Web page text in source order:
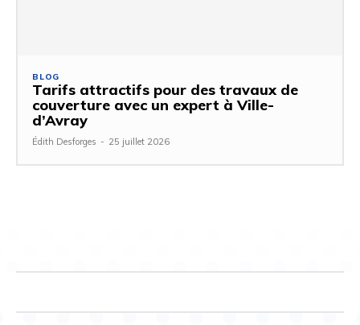
BLOG
Tarifs attractifs pour des travaux de
couverture avec un expert à Ville-
d’Avray
Édith Desforges - 25 juillet 2026